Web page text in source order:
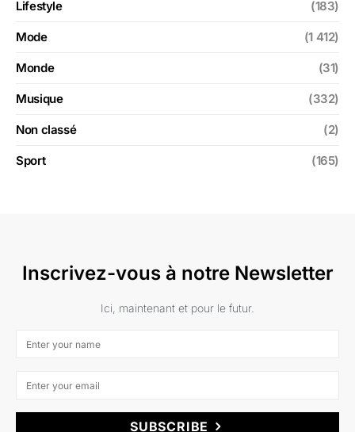
Lifestyle (183)
Mode (1 412)
Monde (31)
Musique (332)
Non classé (2)
Sport (165)
Inscrivez-vous à notre Newsletter
Ici, maintenant et pour le futur.
SUBSCRIBE